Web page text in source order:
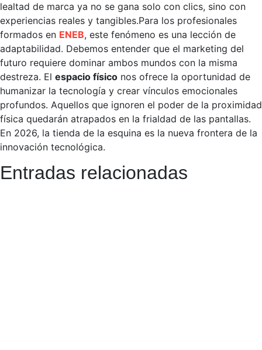
lealtad de marca ya no se gana solo con clics, sino con
experiencias reales y tangibles.Para los profesionales
formados en ENEB, este fenómeno es una lección de
adaptabilidad. Debemos entender que el marketing del
futuro requiere dominar ambos mundos con la misma
destreza. El espacio físico nos ofrece la oportunidad de
humanizar la tecnología y crear vínculos emocionales
profundos. Aquellos que ignoren el poder de la proximidad
física quedarán atrapados en la frialdad de las pantallas.
En 2026, la tienda de la esquina es la nueva frontera de la
innovación tecnológica.
Entradas relacionadas